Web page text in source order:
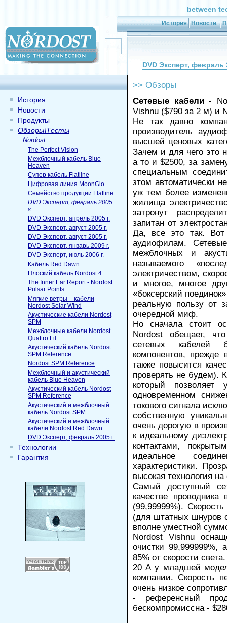
between
История Новости
DVD Эксперт, февраль
История
Новости
Продукты
Обзоры\Тесты
Nordost
The Perfect Vision
Межблочный кабель Blue
Heaven
Супер кабель Flatline
Цифровая линия MoonGlo
Семейство продукции Flatline
DVD Эксперт, февраль 2005
г.
DVD Эксперт, апрель 2005 г.
DVD Эксперт, август 2005 г.
DVD Эксперт, август 2005 г.
DVD Эксперт, январь 2009 г.
DVD Эксперт, июль 2006 г.
Кабель Red Dawn
Плоский кабель Nordost 4
The Inner Ear Report - Nordost
Pulsar Points
Мягкие ветры – кабели
Nordost Solar Wind
Акустические кабели Nordost
SPM
Межблочные кабели Nordost
Quattro Fil
Акустический кабель Nordost
SPM Reference
Nordost SPM Reference
Межблочный и акустический
кабель Blue Heaven
Акустический кабель Nordost
SPM Reference
Акустический и межблочный
кабель Nordost SPM
Акустический и межблочный
кабели Nordost Red Dawn
DVD Эксперт, февраль 2005 г.
Технологии
Гарантия
>> Обзоры
Сетевые кабели-
Vishnu ($790 за 2 м) и
Не так давно
производитель
высшей ценовых
Зачем и для чего это
а то и $2500, за
специальным
зтом автоматически
уж тем более
жилища
затронут
запитан от
Да, все это так. Вот
аудиофилам.
межблочных и
называемого
электричеством,
и многое, многое
«боксерский
реальную пользу от
очередной миф.
Но сначала стоит
Nordost обещает,
сетевых кабелей
компонентов, прежде
также повысится
проверять не будем).
который позволяет
одновременном
токового сигнала
собственную
очень дорогую в
к идеальному
контактами,
идеальное
характеристики.
высокая технология
Самый доступный
качестве
(99,99999%).
(для штатных шнуров
вполне уместной
Nordost Vishnu
очистки 99,999999%,
85% от скорости
20 А у младшей
компании. Скорость
очень низкое
- референсный
бескомпромиссна -